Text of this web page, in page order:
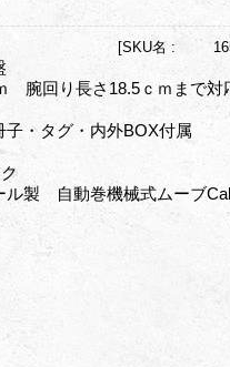
[SKU名 :
腕回り長さ18.5ｃｍまで対
・タグ・内外BOX付属
ル製 自動巻機械式ムーブ